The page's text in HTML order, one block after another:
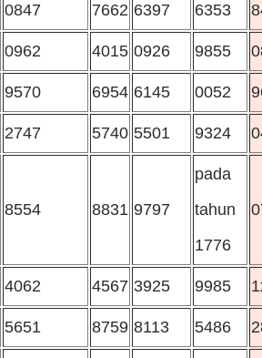
0847 7662 6397 6353
0962 4015 0926 9855
9570 6954 6145 0052
2747 5740 5501 9324
8554 8831 9797
pada
tahun
1776
4062 4567 3925 9985
5651 8759 8113 5486